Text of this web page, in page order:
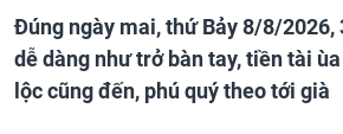
Đúng ngày mai, thứ Bảy 8/8/2026,
dễ dàng như trở bàn tay, tiền tài
lộc cũng đến, phú quý theo tới già